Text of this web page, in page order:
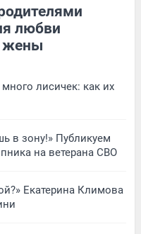
любви
жены
лисичек: как их
в зону!» Публикуем
на ветерана СВО
Екатерина Климова